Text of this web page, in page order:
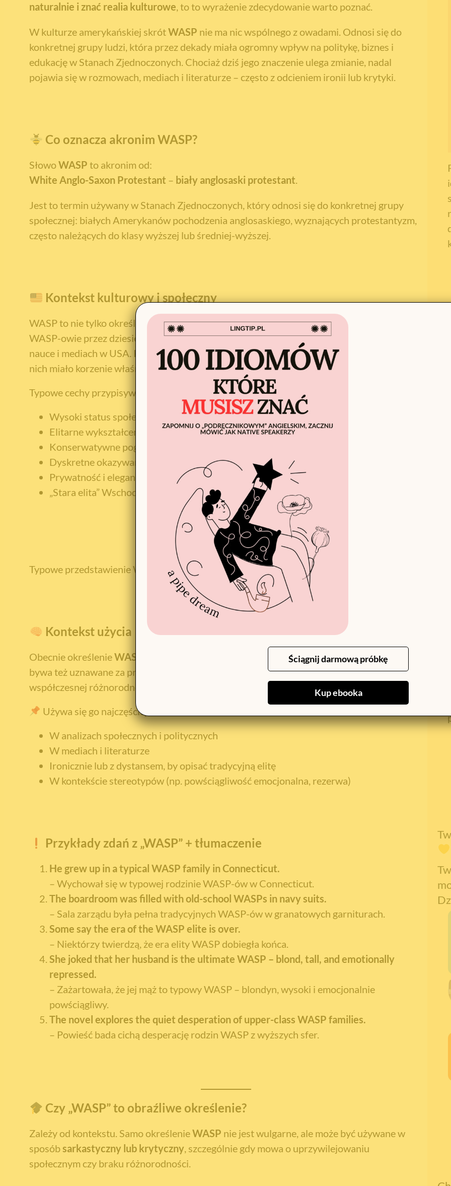
naturalnie i znać realia kulturowe, to to wyrażenie zdecydowanie warto poznać.
W kulturze amerykańskiej skrótWASP nie ma nic wspólnego z owadami. Odnosi się do
konkretnej grupy ludzi, która przez dekady miała ogromny wpływ na politykę, biznes i
edukację w Stanach Zjednoczonych. Chociaż dziś jego znaczenie ulega zmianie, nadal
pojawia się w rozmowach, mediach i literaturze – często z odcieniem ironii lub krytyki.
Co oznacza akronim WASP?
SłowoWASP to akronim od:
White Anglo-Saxon Protestant – biały anglosaski protestant.
Jest to termin używany w Stanach Zjednoczonych, który odnosi się do konkretnej grupy
społecznej: białych Amerykanów pochodzenia anglosaskiego, wyznających protestantyzm,
często należących do klasy wyższej lub średniej-wyższej.
Kontekst kulturowy i społeczny
WASP to nie tylko określenie etniczno-religijne – to również pojęciespołeczno-kulturowe
WASP-owie przez dziesięciolecia stanowili dominującą grupę wpływu w polityce, biznesie,
nauce i mediach w USA. Prezydenci, senatorowie, sędziowie, dyrektorzy korporacji – wielu z
nich miało korzenie właśnie w tej grupie.
Typowe cechy przypisywane WASP-om (stereotypowo):
Wysoki status społeczno-ekonomiczny
Elitarne wykształcenie (np. Ivy League – Harvard, Yale)
Konserwatywne poglądy
Dyskretne okazywanie emocji
Prywatność i elegancja
„Stara elita” Wschodniego Wybrzeża
Typowe przedstawienie WASPs
Kontekst użycia
Obecnie określenieWASP neutralny lub lekko ironiczny
bywa też uznawane za przestarzałe lub nacechowane klasowo – zwłaszcza w kontekście
współczesnej różnorodności etnicznej i kulturowej USA.
Używa się go najczęściej:
W analizach społecznych i politycznych
W mediach i literaturze
Ironicznie lub z dystansem, by opisać tradycyjną elitę
W kontekście stereotypów (np. powściągliwość emocjonalna, rezerwa)
Przykłady zdań z „WASP” + tłumaczenie
He grew up in a typical WASP family in Connecticut.
– Wychował się w typowej rodzinie WASP-ów w Connecticut.
The boardroom was filled with old-school WASPs in navy suits.
– Sala zarządu była pełna tradycyjnych WASP-ów w granatowych garniturach.
Some say the era of the WASP elite is over.
– Niektórzy twierdzą, że era elity WASP dobiegła końca.
She joked that her husband is the ultimate WASP – blond, tall, and emotionally
repressed.
– Zażartowała, że jej mąż to typowy WASP – blondyn, wysoki i emocjonalnie
powściągliwy.
The novel explores the quiet desperation of upper-class WASP families.
– Powieść bada cichą desperację rodzin WASP z wyższych sfer.
Czy „WASP” to obraźliwe określenie?
Zależy od kontekstu. Samo określenieWASP nie jest wulgarne, ale może być używane w
sposóbsarkastyczny lub krytyczny, szczególnie gdy mowa o uprzywilejowaniu
społecznym czy braku różnorodności.
Ściągnij darmową próbkę
Kup ebooka